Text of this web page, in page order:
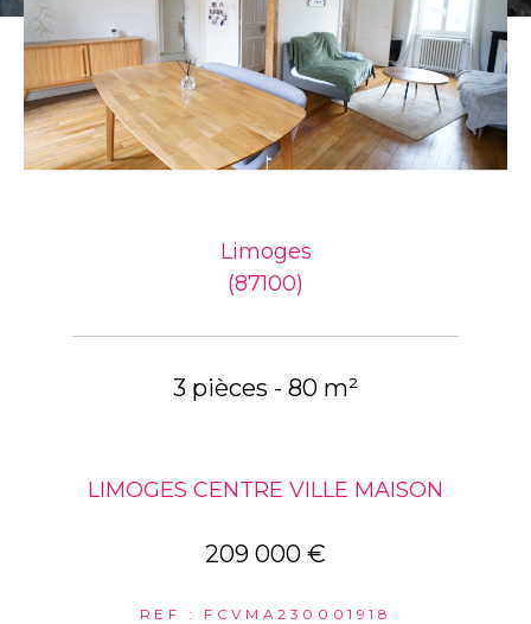
Limoges
(87100)
3 pièces - 80 m²
LIMOGES CENTRE VILLE MAISON
209 000 €
REF : FCVMA230001918